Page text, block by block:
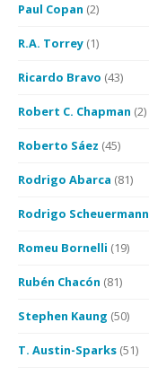
Paul Copan (2)
R.A. Torrey (1)
Ricardo Bravo (43)
Robert C. Chapman (2)
Roberto Sáez (45)
Rodrigo Abarca (81)
Rodrigo Scheuermann
Romeu Bornelli (19)
Rubén Chacón (81)
Stephen Kaung (50)
T. Austin-Sparks (51)